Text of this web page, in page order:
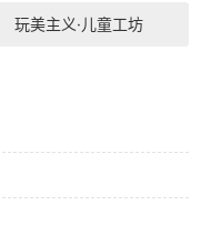
玩美主义·儿童工坊